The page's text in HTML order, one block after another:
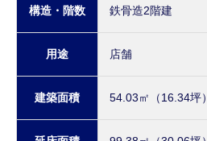
構造・階数 鉄骨造2階建
用途 店舗
建築面積 54.03㎡（16.34坪）